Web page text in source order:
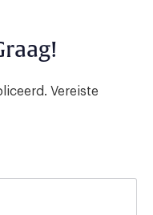
Vereiste